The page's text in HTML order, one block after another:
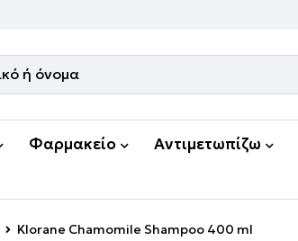
Φαρμακείο Αντιμετωπίζω
Klorane Chamomile Shampoo 400 ml